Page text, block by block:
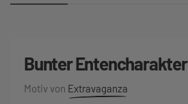
Bunter Entencharakter
Extravaganza